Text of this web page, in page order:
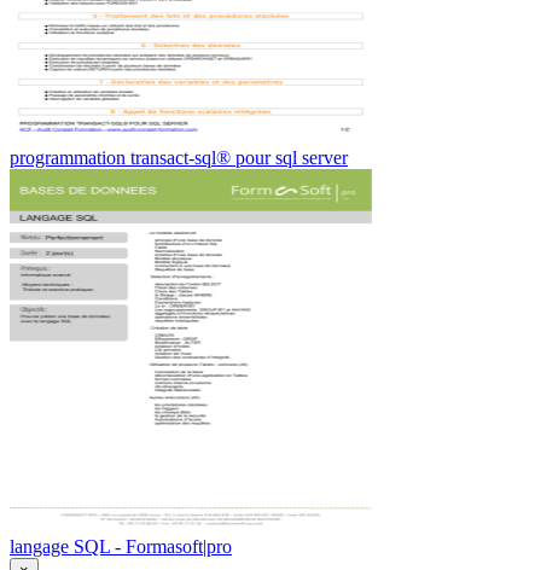
programmation transact-sql® pour sql server
langage SQL - Formasoft|pro